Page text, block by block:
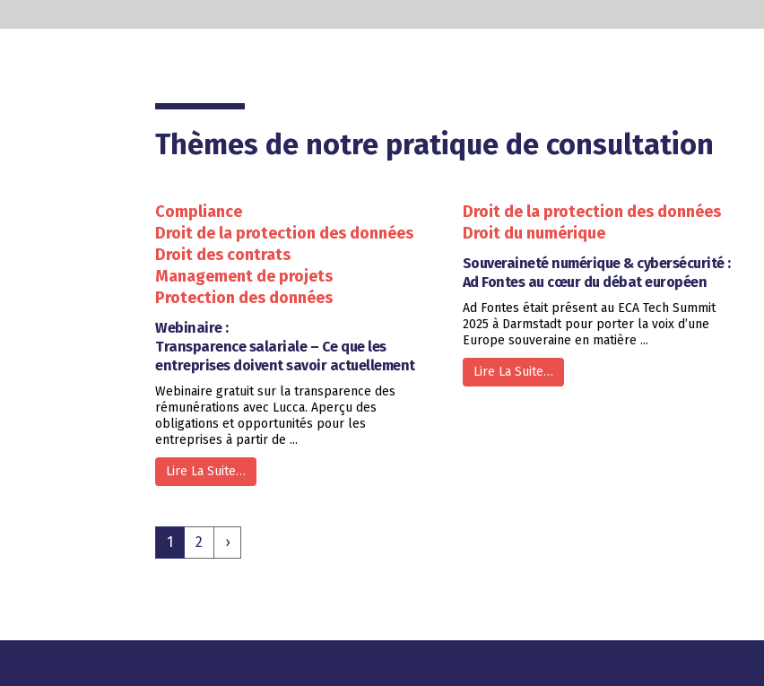
Thèmes de notre pratique de consultation
Compliance
Droit de la protection des données
Droit des contrats
Management de projets
Protection des données
Webinaire :
Transparence salariale – Ce que les
entreprises doivent savoir actuellement
Webinaire gratuit sur la transparence des
rémunérations avec Lucca. Aperçu des
obligations et opportunités pour les
entreprises à partir de ...
Lire La Suite…
Droit de la protection des données
Droit du numérique
Souveraineté numérique & cybersécurité :
Ad Fontes au cœur du débat européen
Ad Fontes était présent au ECA Tech Summit
2025 à Darmstadt pour porter la voix d’une
Europe souveraine en matière ...
Lire La Suite…
1 2 ›